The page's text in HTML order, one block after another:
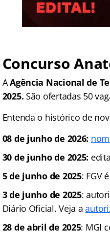
Concurso
AAgência Nacional de
2025. São ofertadas 50
Entenda o histórico de
08 de junho de 2026:
30 de junho de 2025:
5 de junho de 2025: FGV
3 de junho de 2025:
Diário Oficial. Veja a
28 de abril de 2025: MGI